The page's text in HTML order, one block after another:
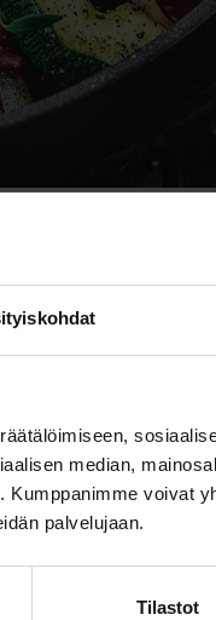
median,
voivat
palvelujaan.
Tilastot